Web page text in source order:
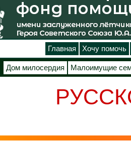
Главная Хочу помочь
Дом милосердия Малоимущие